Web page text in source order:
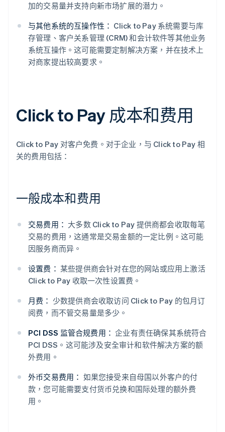
加的交易量并支持向新市场扩展的潜力。
与其他系统的互操作性： Click to Pay 系统需要与库
存管理、客户关系管理 (CRM) 和会计软件等其他业务
系统互操作。这可能需要定制解决方案，并在技术上
对商家提出较高要求。
Click to Pay 成本和费用
Click to Pay 对客户免费。对于企业，与 Click to Pay 相
关的费用包括：
一般成本和费用
交易费用： 大多数 Click to Pay 提供商都会收取每笔
交易的费用，这通常是交易金额的一定比例。这可能
因服务商而异。
设置费： 某些提供商会针对在您的网站或应用上激活
Click to Pay 收取一次性设置费。
月费： 少数提供商会收取访问 Click to Pay 的包月订
阅费，而不管交易量是多少。
PCI DSS 监管合规费用： 企业有责任确保其系统符合
PCI DSS。这可能涉及安全审计和软件解决方案的额
外费用。
外币交易费用： 如果您接受来自母国以外客户的付
款，您可能需要支付货币兑换和国际处理的额外费
用。